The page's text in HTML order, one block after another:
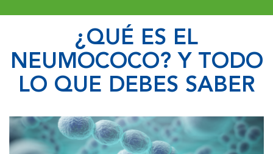
¿QUÉ ES EL
NEUMOCOCO? Y TODO
LO QUE DEBES SABER